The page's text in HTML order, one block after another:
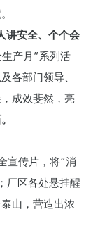
讲安全、个个会
产月”系列活
各部门领导、
成效斐然，亮
宣传片，将“消
厂区各处悬挂醒
山，营造出浓